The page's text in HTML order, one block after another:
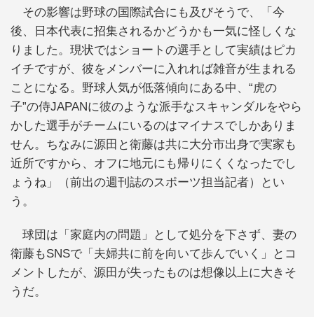
その影響は野球の国際試合にも及びそうで、「今
後、日本代表に招集されるかどうかも一気に怪しくな
りました。現状ではショートの選手として実績はピカ
イチですが、彼をメンバーに入れれば雑音が生まれる
ことになる。野球人気が低落傾向にある中、“虎の
子”の侍JAPANに彼のような派手なスキャンダルをやら
かした選手がチームにいるのはマイナスでしかありま
せん。ちなみに源田と衛藤は共に大分市出身で実家も
近所ですから、オフに地元にも帰りにくくなったでし
ょうね」（前出の週刊誌のスポーツ担当記者）とい
う。
球団は「家庭内の問題」として処分を下さず、妻の
衛藤もSNSで「夫婦共に前を向いて歩んでいく」とコ
メントしたが、源田が失ったものは想像以上に大きそ
うだ。